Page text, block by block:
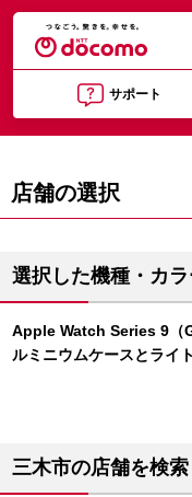
サポート
店舗の選択
選択した機種・カ
Apple Watch Series 9（
ルミニウムケースとライ
三木市の店舗を検